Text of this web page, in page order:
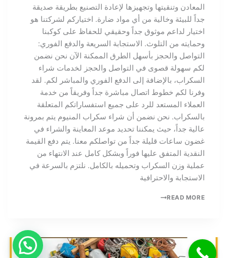
المعادن وتنقيتها وتجهيزها لإعادة التصنيع بطريقة صديقة
جداً للبيئة وخالية من أي مواد ضارة. اختياركم لشركتنا هو
اختيار لداعم موثوق جداً وحقيقي للحفاظ على كوكبنا
وحمايته من التلوث. الاستجابة السريعة والدفع الفوري:
التواصل والحجز بأسهل الطرق الممكنة الآن نحن نضمن
لكم سهولة قصوى في التواصل والحجز لخدمات شراء
السكراب، بالإضافة إلى الدفع الفوري والمباشر لكم. لقد
وفرنا لكم خطوط اتصال مباشرة جداً وفريقاً من خدمة
العملاء المستعد للرد على جميع استفساراتكم المتعلقة
بالسكراب. نحن نضمن أن شراء سكراب المنيوم يتم بمرونة
عالية جداً، حيث يمكننا تحديد موعد المعاينة والشراء في
غضون ساعات قليلة جداً من تواصلكم معنا. يتم دفع القيمة
النقدية المتفق عليها فوراً وبشكل كامل عند الانتهاء من
عملية وزن السكراب وتحميله بالكامل. نلتزم بالسرعة في
الاستجابة والاحترافية
READ MORE